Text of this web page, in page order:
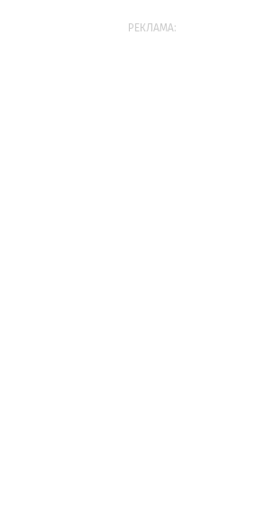
РЕКЛАМА: